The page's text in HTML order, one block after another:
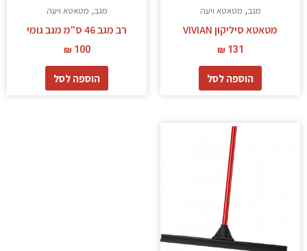
מגב, מטאטא ויעה
מטאטא סיליקון VIVIAN
₪ 131
הוספה לסל
מגב, מטאטא ויעה
רב מגב 46 ס"מ מגב גומי
₪ 100
הוספה לסל